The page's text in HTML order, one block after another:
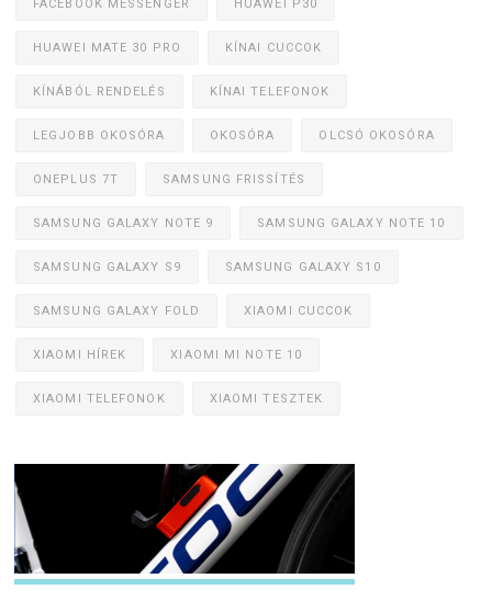
FACEBOOK MESSENGER HUAWEI P30
HUAWEI MATE 30 PRO KÍNAI CUCCOK
KÍNÁBÓL RENDELÉS KÍNAI TELEFONOK
LEGJOBB OKOSÓRA OKOSÓRA OLCSÓ OKOSÓRA
ONEPLUS 7T SAMSUNG FRISSÍTÉS
SAMSUNG GALAXY NOTE 9 SAMSUNG GALAXY NOTE 10
SAMSUNG GALAXY S9 SAMSUNG GALAXY S10
SAMSUNG GALAXY FOLD XIAOMI CUCCOK
XIAOMI HÍREK XIAOMI MI NOTE 10
XIAOMI TELEFONOK XIAOMI TESZTEK